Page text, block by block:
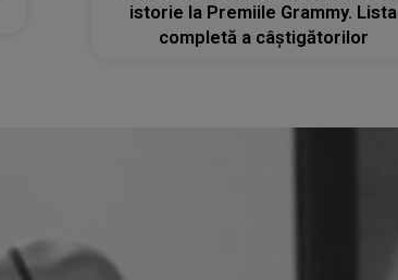
istorie la Premiile Grammy. Lista
completă a câștigătorilor